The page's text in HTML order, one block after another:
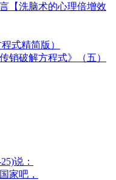
【洗脑术的心理倍增效
式精简版）
销破解方程式》（五）
说：
家吧，